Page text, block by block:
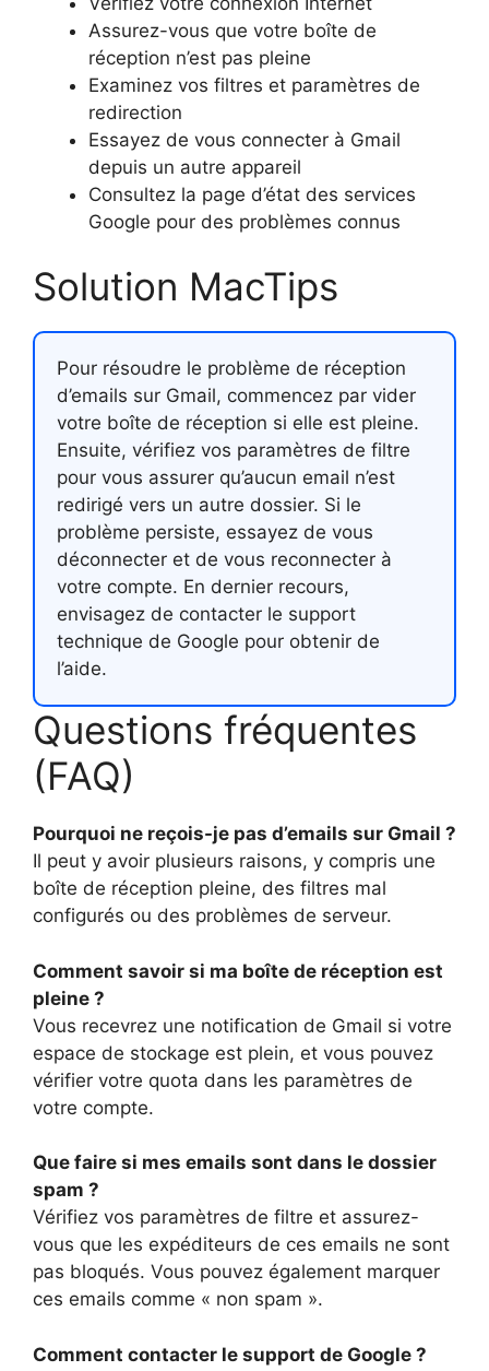
Assurez-vous que votre boîte de
réception n’est pas pleine
Examinez vos filtres et paramètres de
redirection
Essayez de vous connecter à Gmail
depuis un autre appareil
Consultez la page d’état des services
Google pour des problèmes connus
Solution MacTips
Pour résoudre le problème de réception
d’emails sur Gmail, commencez par vider
votre boîte de réception si elle est pleine.
Ensuite, vérifiez vos paramètres de filtre
pour vous assurer qu’aucun email n’est
redirigé vers un autre dossier. Si le
problème persiste, essayez de vous
déconnecter et de vous reconnecter à
votre compte. En dernier recours,
envisagez de contacter le support
technique de Google pour obtenir de
l’aide.
Questions fréquentes
(FAQ)
Pourquoi ne reçois-je pas d’emails sur Gmail ?
Il peut y avoir plusieurs raisons, y compris une
boîte de réception pleine, des filtres mal
configurés ou des problèmes de serveur.
Comment savoir si ma boîte de réception est
pleine ?
Vous recevrez une notification de Gmail si votre
espace de stockage est plein, et vous pouvez
vérifier votre quota dans les paramètres de
votre compte.
Que faire si mes emails sont dans le dossier
spam ?
Vérifiez vos paramètres de filtre et assurez-
vous que les expéditeurs de ces emails ne sont
pas bloqués. Vous pouvez également marquer
ces emails comme « non spam ».
Comment contacter le support de Google ?